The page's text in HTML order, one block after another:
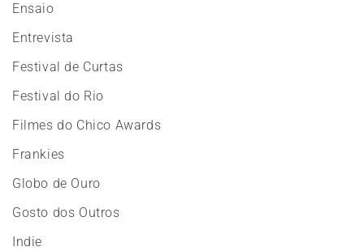
Ensaio
Entrevista
Festival de Curtas
Festival do Rio
Filmes do Chico Awards
Frankies
Globo de Ouro
Gosto dos Outros
Indie